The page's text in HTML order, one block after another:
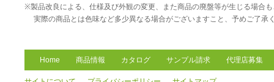
※製品改良による、仕様及び外観の変更、また商品の廃盤等が生じる場合
実際の商品とは色味など多少異なる場合がございますこと、予めご了承
Home 商品情報 カタログ サンプル請求 代理店募集